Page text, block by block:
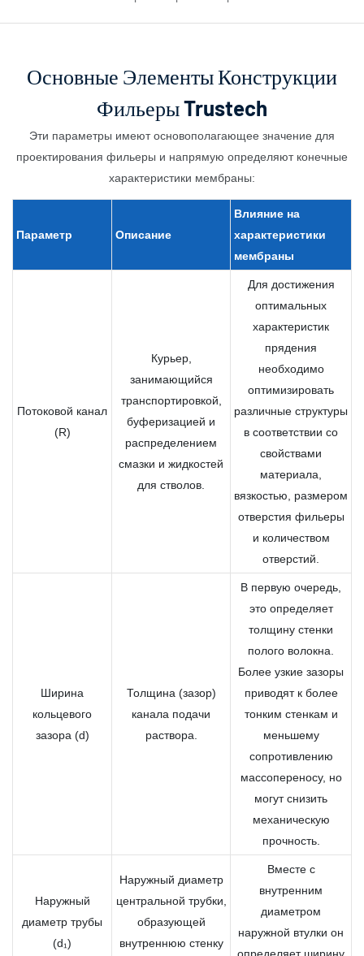
Основные Элементы Конструкции
Фильеры Trustech
Эти параметры имеют основополагающее значение для
проектирования фильеры и напрямую определяют конечные
характеристики мембраны:
Параметр Описание
Влияние на
характеристики
мембраны
Потоковой канал
(R)
Курьер,
занимающийся
транспортировкой,
буферизацией и
распределением
смазки и жидкостей
для стволов.
Для достижения
оптимальных
характеристик
прядения
необходимо
оптимизировать
различные структуры
в соответствии со
свойствами
материала,
вязкостью, размером
отверстия фильеры
и количеством
отверстий.
Ширина
кольцевого
зазора (d)
Толщина (зазор)
канала подачи
раствора.
В первую очередь,
это определяет
толщину стенки
полого волокна.
Более узкие зазоры
приводят к более
тонким стенкам и
меньшему
сопротивлению
массопереносу, но
могут снизить
механическую
прочность.
Наружный
диаметр трубы
(d₁)
Наружный диаметр
центральной трубки,
образующей
внутреннюю стенку
Вместе с
внутренним
диаметром
наружной втулки он